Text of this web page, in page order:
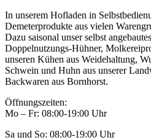
In unserem Hofladen in
Demeterprodukte aus vielen
Dazu saisonal unser selbst
Doppelnutzungs-Hühner,
unseren Kühen aus Weidehaltung,
Schwein und Huhn aus unserer
Backwaren aus Bornhorst.
Öffnungszeiten:
Mo – Fr: 08:00-19:00 Uhr
Sa und So: 08:00-19:00 Uhr